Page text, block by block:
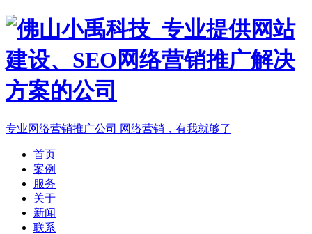
专业网络营销推广公司 网络营销，有我就够了
首页
案例
服务
关于
新闻
联系